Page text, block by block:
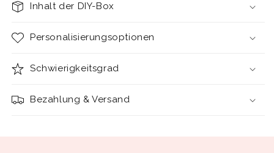
Inhalt der DIY-Box
Personalisierungsoptionen
Schwierigkeitsgrad
Bezahlung & Versand